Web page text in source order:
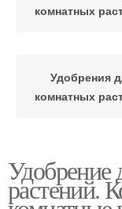
комнатных
Удобрения
комнатных
Народные
Удобрение
растений.